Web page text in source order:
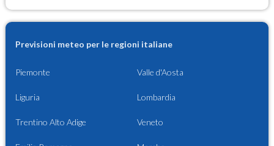
Previsioni meteo per le regioni italiane
Piemonte Valle d'Aosta
Liguria Lombardia
Trentino Alto Adige Veneto